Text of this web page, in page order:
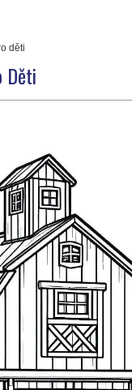
děti
Děti